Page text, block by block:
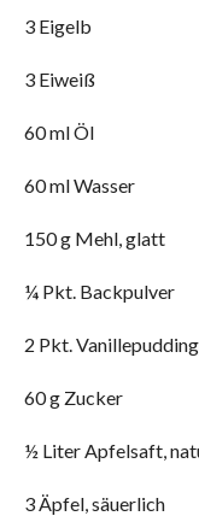
3 Eigelb
3 Eiweiß
60 ml Öl
60 ml Wasser
150 g Mehl, glatt
¼ Pkt. Backpulver
2 Pkt.
60 g Zucker
½ Liter Apfelsaft,
3 Äpfel, säuerlich